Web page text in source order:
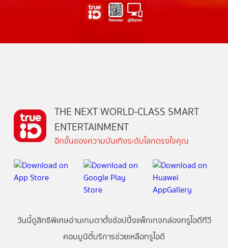
THE NEXT WORLD-CLASS SMART
ENTERTAINMENT
อีกขั้นของความบันเทิงระดับโลกตรงใจคุณ
วันนี้ดูสิทธิพิเศษอ่านเกมตาตั้งช้อปปิ้งแพ็กเกจกล่องทรูไอดีทีวี
คอมมูนิตี้บริการช่วยเหลือทรูไอดี